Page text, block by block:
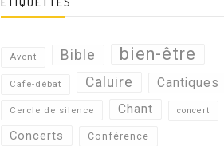
Avent Bible bien-être
Café-débat Caluire Cantiques
Cercle de silence Chant concert
Concerts Conférence